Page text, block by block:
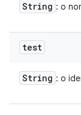
String : o
test
String : o